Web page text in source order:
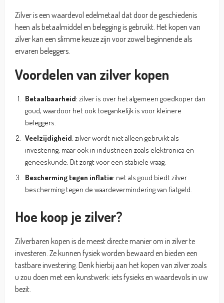
Zilver is een waardevol edelmetaal dat door de geschiedenis
heen als betaalmiddel en belegging is gebruikt. Het kopen van
zilver kan een slimme keuze zijn voor zowel beginnende als
ervaren beleggers.
Voordelen van zilver kopen
Betaalbaarheid: zilver is over het algemeen goedkoper dan
goud, waardoor het ook toegankelijk is voor kleinere
beleggers.
Veelzijdigheid: zilver wordt niet alleen gebruikt als
investering, maar ook in industrieën zoals elektronica en
geneeskunde. Dit zorgt voor een stabiele vraag.
Bescherming tegen inflatie: net als goud biedt zilver
bescherming tegen de waardevermindering van fiatgeld.
Hoe koop je zilver?
Zilverbaren kopen is de meest directe manier om in zilver te
investeren. Ze kunnen fysiek worden bewaard en bieden een
tastbare investering. Denk hierbij aan het kopen van zilver zoals
u zou doen met een kunstwerk: iets fysieks en waardevols in uw
bezit.